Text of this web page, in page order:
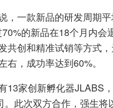
，一款新品的研发周期
的新品在18个月内会
共创和精准试销等方式
右，成功率达到60%。
13家创新孵化器JLABS
。此次双方合作，强生将